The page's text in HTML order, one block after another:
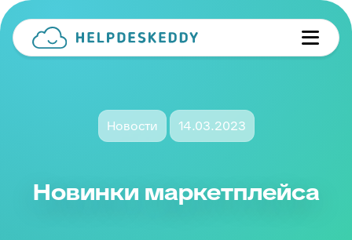
Новости 14.03.2023
Новинки маркетплейса